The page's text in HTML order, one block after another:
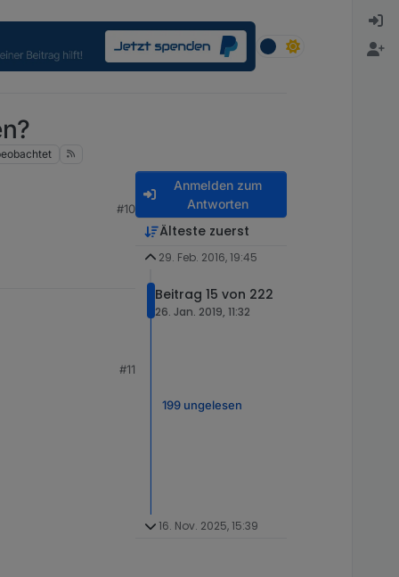
#10
#11
Anmelden zum
Antworten
Älteste zuerst
29. Feb. 2016, 19:45
Beitrag 15 von 222
26. Jan. 2019, 11:32
199 ungelesen
16. Nov. 2025, 15:39